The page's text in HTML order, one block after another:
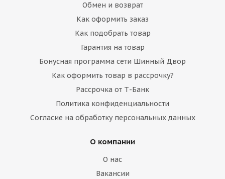
Обмен и возврат
Как оформить заказ
Как подобрать товар
Гарантия на товар
Бонусная программа сети Шинный Двор
Как оформить товар в рассрочку?
Рассрочка от Т-Банк
Политика конфиденциальности
Согласие на обработку персональных данных
О компании
О нас
Вакансии